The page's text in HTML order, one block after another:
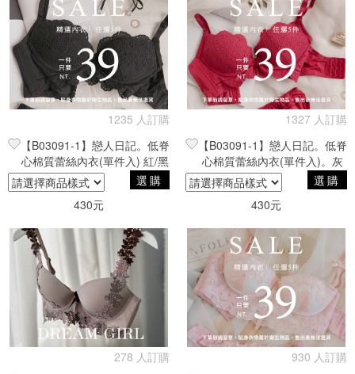
1235 人訂購
【B03091-1】戀人日記。低脊
心棉質蕾絲內衣(單件入) 紅/黑
選購
430元
1327 人訂購
【B03091-1】戀人日記。低脊
心棉質蕾絲內衣(單件入)。灰
藍/紅/黑
選購
430元
278 人訂購
930 人訂購